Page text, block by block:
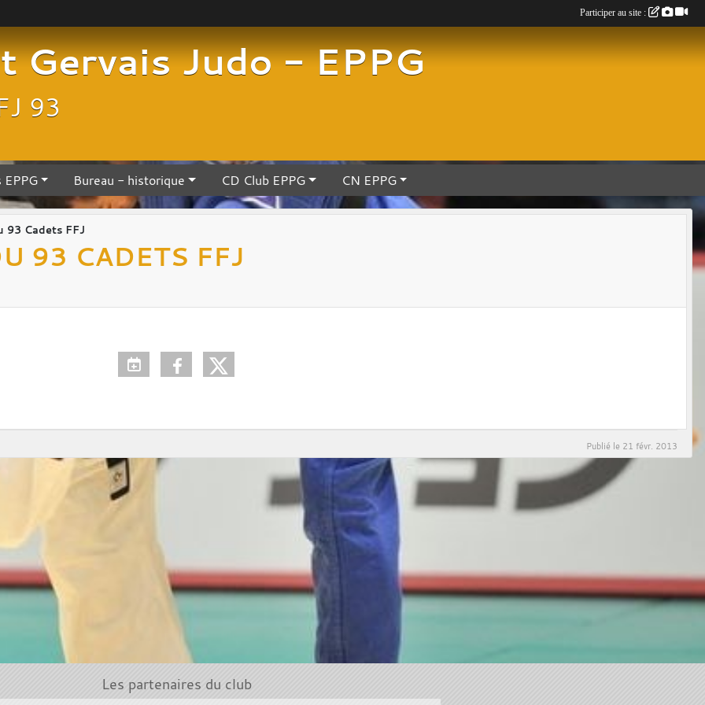
Gervais Judo - EPPG
93
Bureau - historique CD Club EPPG CN EPPG
93 Cadets FFJ
93 CADETS FFJ
Publié le 21 févr. 2013
Les partenaires du club
Participer au site :